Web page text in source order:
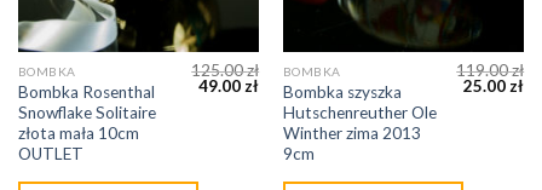
BOMBKA
Bombka Rosenthal
Snowflake Solitaire
złota mała 10cm
OUTLET
125.00zł
49.00 zł
BOMBKA
Bombka szyszka
Hutschenreuther Ole
Winther zima 2013
9cm
119.00zł
25.00 zł